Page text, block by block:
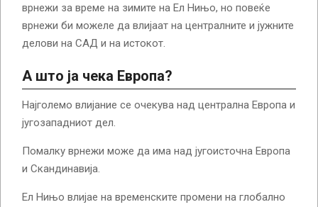
врнежи за време на зимите на Ел Нињо, но повеќе
врнежи би можеле да влијаат на централните и јужните
делови на САД и на истокот.
А што ја чека Европа?
Најголемо влијание се очекува над централна Европа и
југозападниот дел.
Помалку врнежи може да има над југоисточна Европа
и Скандинавија.
Ел Нињо влијае на временските промени на глобално